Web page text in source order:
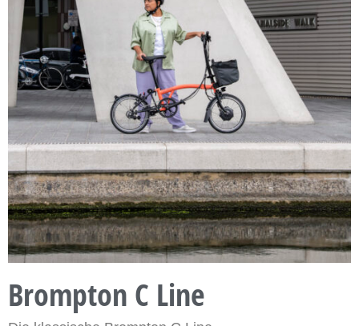
Brompton C Line